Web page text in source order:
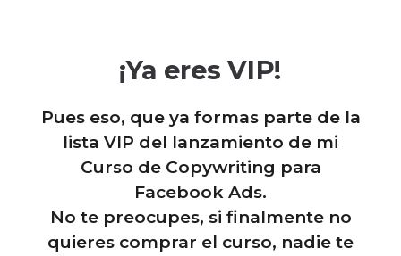
¡Ya eres VIP!
Pues eso, que ya formas parte de la
lista VIP del lanzamiento de mi
Curso de Copywriting para
Facebook Ads.
No te preocupes, si finalmente no
quieres comprar el curso, nadie te